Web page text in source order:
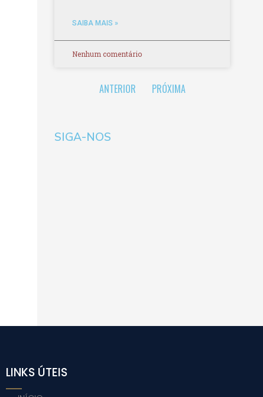
SAIBA MAIS »
Nenhum comentário
ANTERIOR PRÓXIMA
SIGA-NOS
LINKS ÚTEIS